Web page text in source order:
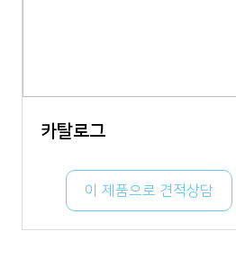
카탈로그
이 제품으로 견적상담